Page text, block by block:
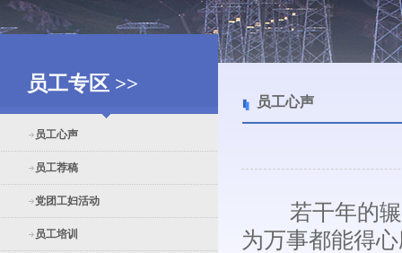
员工专区 >>
员工心声
员工荐稿
党团工妇活动
员工培训
员工心声
若干年的辗
为万事都能得